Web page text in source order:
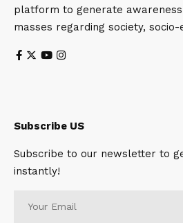
platform to generate
masses regarding society,
Subscribe US
Subscribe to our newsletter to
instantly!